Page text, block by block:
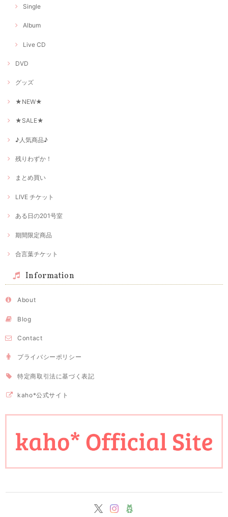
Single
Album
Live CD
DVD
グッズ
★NEW★
★SALE★
♪人気商品♪
残りわずか！
まとめ買い
LIVE チケット
ある日の201号室
期間限定商品
合言葉チケット
Information
About
Blog
Contact
プライバシーポリシー
特定商取引法に基づく表記
kaho*公式サイト